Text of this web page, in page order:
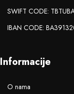
SWIFT CODE:
IBAN CODE:
Informacije
O nama